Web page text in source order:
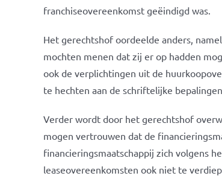
franchiseovereenkomst geëindigd was.
Het gerechtshof oordeelde anders,
mochten menen dat zij er op hadden
ook de verplichtingen uit de
te hechten aan de schriftelijke
Verder wordt door het gerechtshof
mogen vertrouwen dat de
financieringsmaatschappij zich volgens
leaseovereenkomsten ook niet te